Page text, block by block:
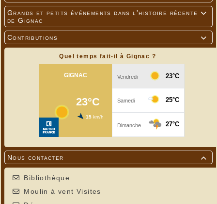

Grands et petits événements dans l'histoire récente
de Gignac

Contributions
Quel temps fait-il à Gignac ?

Nous contacter
Bibliothèque
Moulin à vent Visites